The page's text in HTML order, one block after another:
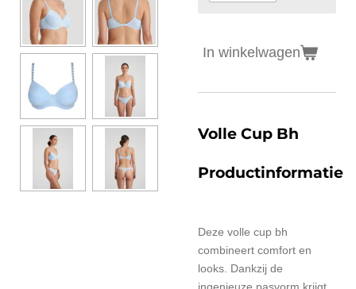
In winkelwagen
Volle Cup Bh
Productinformatie
Deze volle cup bh
combineert comfort en
looks. Dankzij de